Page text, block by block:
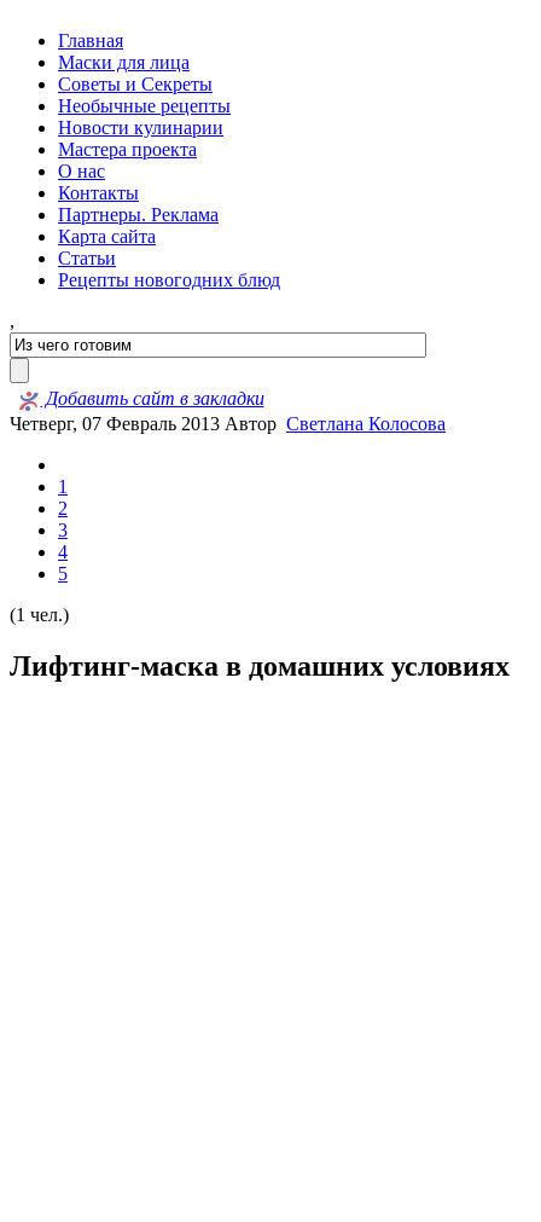
Главная
Маски для лица
Советы и Секреты
Необычные рецепты
Новости кулинарии
Мастера проекта
О нас
Контакты
Партнеры. Реклама
Карта сайта
Статьи
Рецепты новогодних блюд
,
Добавить сайт в закладки
Четверг, 07 Февраль 2013 Автор Светлана Колосова
1
2
3
4
5
(1 чел.)
Лифтинг-маска в домашних условиях